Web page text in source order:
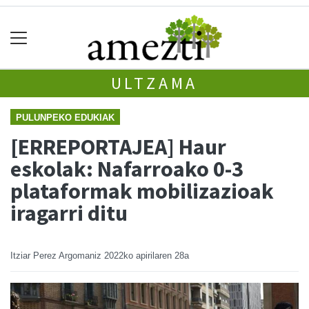
ULTZAMA
PULUNPEKO EDUKIAK
[ERREPORTAJEA] Haur
eskolak: Nafarroako 0-3
plataformak mobilizazioak
iragarri ditu
Itziar Perez Argomaniz 2022ko apirilaren 28a